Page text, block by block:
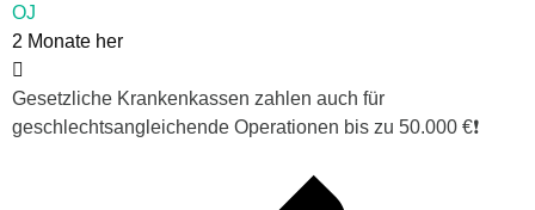
OJ
2 Monate her
Gesetzliche Krankenkassen zahlen auch für
geschlechtsangleichende Operationen bis zu 50.000 €❗